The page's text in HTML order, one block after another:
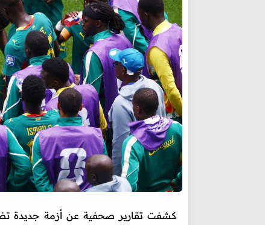
كشفت تقارير صحفية عن أزمة جديدة